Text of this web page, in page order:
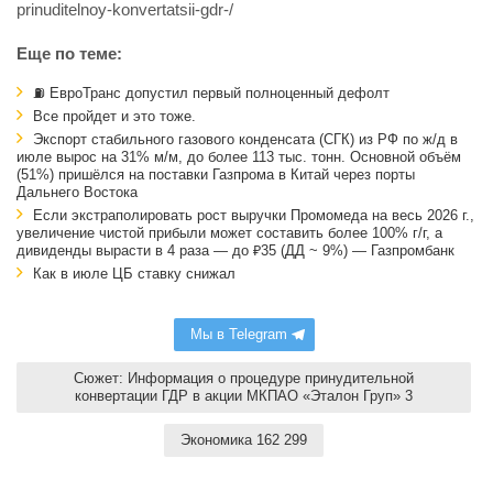
prinuditelnoy-konvertatsii-gdr-/
Еще по теме:
⛽ ЕвроТранс допустил первый полноценный дефолт
Все пройдет и это тоже.
Экспорт стабильного газового конденсата (СГК) из РФ по ж/д в
июле вырос на 31% м/м, до более 113 тыс. тонн. Основной объём
(51%) пришёлся на поставки Газпрома в Китай через порты
Дальнего Востока
Если экстраполировать рост выручки Промомеда на весь 2026 г.,
увеличение чистой прибыли может составить более 100% г/г, а
дивиденды вырасти в 4 раза — до ₽35 (ДД ~ 9%) — Газпромбанк
Как в июле ЦБ ставку снижал
Мы в Telegram
Сюжет: Информация о процедуре принудительной
конвертации ГДР в акции МКПАО «Эталон Груп» 3
Экономика 162 299